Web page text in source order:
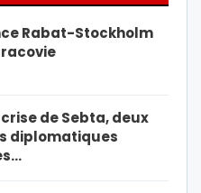
Rabat-Stockholm
de Sebta, deux
diplomatiques